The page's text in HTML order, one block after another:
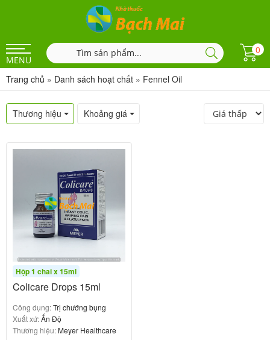
MENU
0
Trang chủ » Danh sách hoạt chất » Fennel Oil
Thương hiệu Khoảng giá
Hộp 1 chai x 15ml
Colicare Drops 15ml
Công dụng:Trị chướng bụng
Xuất xứ:Ấn Độ
Thương hiệu:Meyer Healthcare